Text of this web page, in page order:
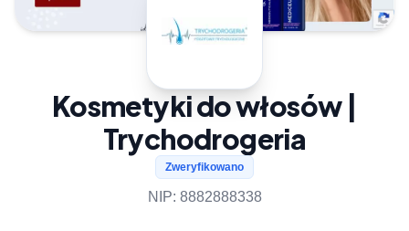
Kosmetyki do włosów |
Trychodrogeria
Zweryfikowano
NIP: 8882888338